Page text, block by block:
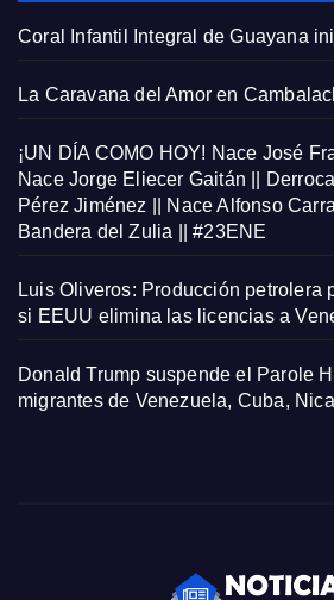
Coral Infantil Integral de Guayana
La Caravana del Amor en
¡UN DÍA COMO HOY! Nace José
Nace Jorge Eliecer Gaitán ||
Pérez Jiménez || Nace Alfonso
Bandera del Zulia || #23ENE
Luis Oliveros: Producción petrolera
si EEUU elimina las licencias a
Donald Trump suspende el Parole
migrantes de Venezuela, Cuba,